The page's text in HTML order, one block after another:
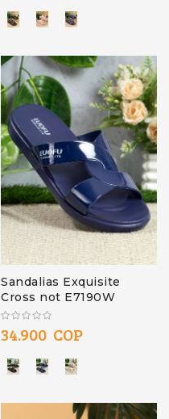
Sandalias Exquisite
Cross not E7190W
34.900 COP